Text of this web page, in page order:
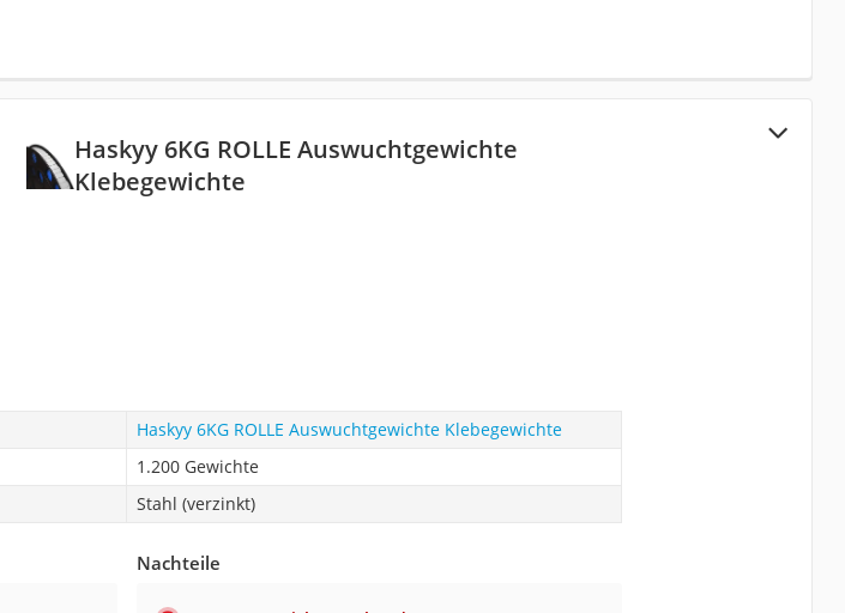
Haskyy 6KG ROLLE Auswuchtgewichte
Klebegewichte
Haskyy 6KG ROLLE Auswuchtgewichte Klebegewichte
1.200 Gewichte
Stahl (verzinkt)
Nachteile